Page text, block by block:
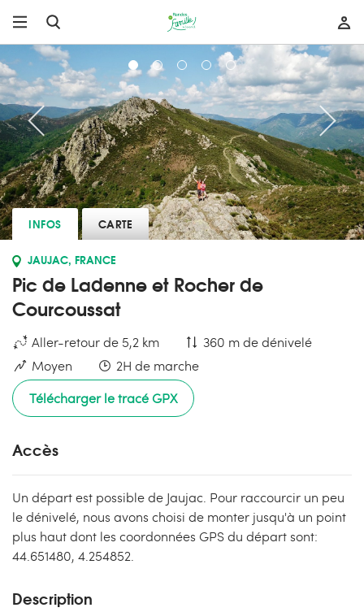
INFOS CARTE
JAUJAC, FRANCE
Pic de Ladenne et Rocher de
Courcoussat
Aller-retour de 5,2 km
360 m de dénivelé
Moyen
2H de marche
Télécharger le tracé GPX
Accès
Un départ est possible de Jaujac. Pour raccourcir un peu
le dénivelé, nous avons choisi de monter jusqu'à un point
plus haut dont les coordonnées GPS du départ sont:
44.651480, 4.254852.
Description